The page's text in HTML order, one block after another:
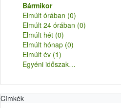
Bármikor
Elmúlt órában (0)
Elmúlt 24 órában (0)
Elmúlt hét (0)
Elmúlt hónap (0)
Elmúlt év (1)
Egyéni időszak…
Címkék